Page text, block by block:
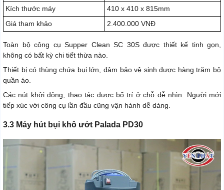
Kích thước máy
410 x 410 x 815mm
Giá tham khảo
2.400.000 VNĐ
Toàn bộ công cụ Supper Clean SC 30S được thiết kế tinh gọn,
không có bất kỳ chi tiết thừa nào.
Thiết bị có thùng chứa bụi lớn, đảm bảo vệ sinh được hàng trăm bộ
quần áo.
Các nút khởi động, thao tác được bố trí ở chỗ dễ nhìn. Người mới
tiếp xúc với công cụ lần đầu cũng vận hành dễ dàng.
3.3 Máy hút bụi khô ướt Palada PD30